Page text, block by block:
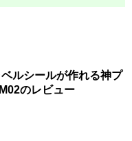
ルシールが作れる神プ
のレビュー